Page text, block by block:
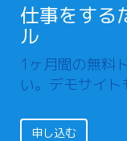
仕事をする
ル
1ヶ月間の無料
い。デモサイト
申し込む